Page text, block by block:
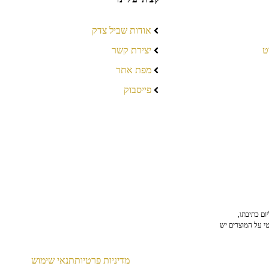
אודות שביל צדק
יצירת קשר
מפת אתר
פייסבוק
כתיבתו,
על המוצרים יש
מדיניות פרטיותתנאי שימוש